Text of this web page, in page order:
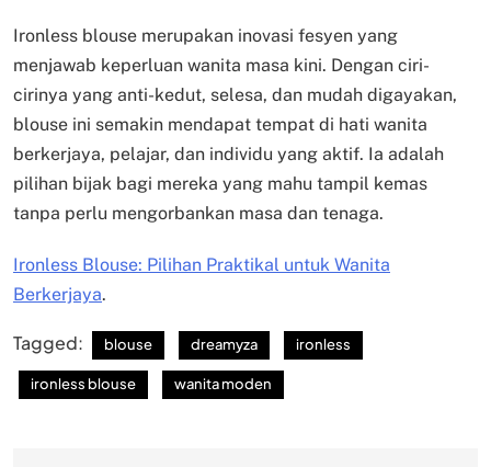
Ironless blouse merupakan inovasi fesyen yang
menjawab keperluan wanita masa kini. Dengan ciri-
cirinya yang anti-kedut, selesa, dan mudah digayakan,
blouse ini semakin mendapat tempat di hati wanita
berkerjaya, pelajar, dan individu yang aktif. Ia adalah
pilihan bijak bagi mereka yang mahu tampil kemas
tanpa perlu mengorbankan masa dan tenaga.
Ironless Blouse: Pilihan Praktikal untuk Wanita
Berkerjaya.
Tagged: blouse dreamyza ironless
ironless blouse wanita moden